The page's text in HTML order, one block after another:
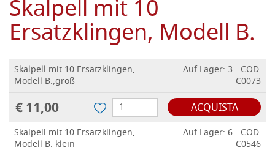
Skalpell mit 10
Ersatzklingen, Modell B.
Skalpell mit 10 Ersatzklingen,
Modell B.,groß
Auf Lager: 3 - COD.
C0073
€ 11,00 ACQUISTA
Skalpell mit 10 Ersatzklingen,
Modell B. klein
Auf Lager: 6 - COD.
C0546